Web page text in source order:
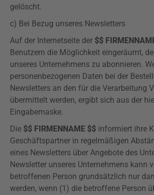
gelöscht.
c) Bei Bezug unseres Newsletters
Auf der Internetseite der $$
Benutzern die Möglichkeit eingeräumt,
unseres Unternehmens zu abonnieren.
personenbezogenen Daten bei der
Newsletters an den für die Verarbeitung
übermittelt werden, ergibt sich aus der
Eingabemaske.
Die $$ FIRMENNAME $$ informiert ihre
Geschäftspartner in regelmäßigen
eines Newsletters über Angebote des
Newsletter unseres Unternehmens kann
betroffenen Person grundsätzlich nur
werden, wenn (1) die betroffene Person